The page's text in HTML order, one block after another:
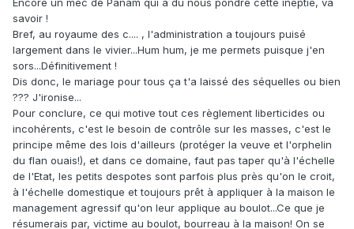
savoir !
Bref, au royaume des c.... , l'administration a toujours puisé
largement dans le vivier...Hum hum, je me permets puisque j'en
sors...Définitivement !
Dis donc, le mariage pour tous ça t'a laissé des séquelles ou bien
??? J'ironise...
Pour conclure, ce qui motive tout ces règlement liberticides ou
incohérents, c'est le besoin de contrôle sur les masses, c'est le
principe même des lois d'ailleurs (protéger la veuve et l'orphelin
du flan ouais!), et dans ce domaine, faut pas taper qu'à l'échelle
de l'Etat, les petits despotes sont parfois plus près qu'on le croit,
à l'échelle domestique et toujours prêt à appliquer à la maison le
management agressif qu'on leur applique au boulot...Ce que je
résumerais par, victime au boulot, bourreau à la maison! On se